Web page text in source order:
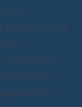
gespeicherten
erforderlich